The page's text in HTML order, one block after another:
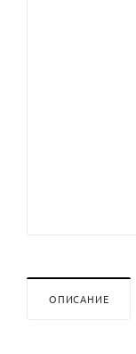
ОПИСАНИЕ